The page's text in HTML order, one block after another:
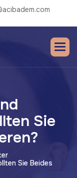
Sie
Sie Beides